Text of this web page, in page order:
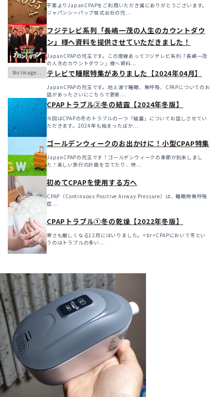
平素よりJapanCPAPをご利用いただき誠にありがとうございます。
ジャパンシーパップ株式会社の児...
フジテレビ系列「長嶋一茂の人生のカウントダウ
ン」様へ資料を提供させていただきました！
JapanCPAPの児玉です。この度縁あってフジテレビ系列「長嶋一茂
の人生のカウントダウン」様へ資料...
テレビで睡眠特集がありました【2024年04月】
JapanCPAPの児玉です。地上波で睡眠、無呼吸、CPAPについてのお
話があったさいにこちらで更新...
CPAPトラブル②冬の結露【2024年冬版】
今回はCPAPの冬のトラブルの一つ「結露」についてお話しさせてい
ただきます。2024年も始まったばか...
ゴールデンウィークのお出かけに！小型CPAP特集
JapanCPAPの児玉です！ゴールデンウィークの季節が到来しまし
た！楽しい旅行の計画を立てたり、特...
初めてCPAPを使用する方へ
CPAP（Continuous Positive Airway Pressure）は、睡眠時無呼吸
症...
CPAPトラブル①冬の乾燥【2022年冬版】
寒さも厳しくなる12月にはいりました。<br>CPAPにおいて冬とい
うのはトラブルの多い...